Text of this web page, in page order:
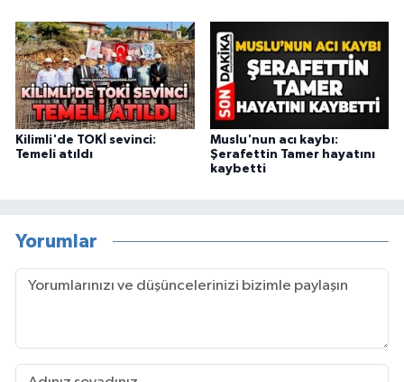
Kilimli'de TOKİ sevinci:
Temeli atıldı
Muslu'nun acı kaybı:
Şerafettin Tamer hayatını
kaybetti
Yorumlar